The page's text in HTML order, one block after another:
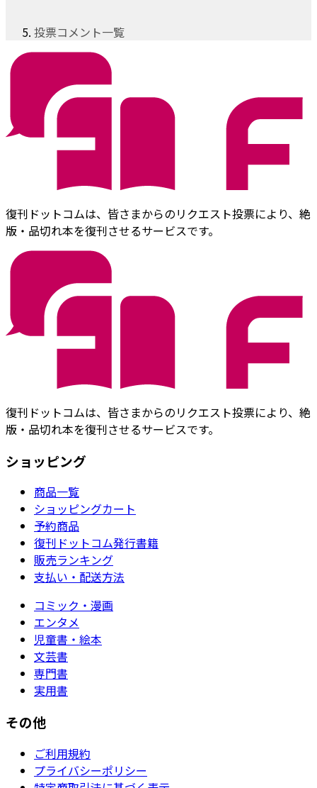
投票コメント一覧
復刊ドットコムは、皆さまからのリクエスト投票により、絶
版・品切れ本を復刊させるサービスです。
復刊ドットコムは、皆さまからのリクエスト投票により、絶
版・品切れ本を復刊させるサービスです。
ショッピング
商品一覧
ショッピングカート
予約商品
復刊ドットコム発行書籍
販売ランキング
支払い・配送方法
コミック・漫画
エンタメ
児童書・絵本
文芸書
専門書
実用書
その他
ご利用規約
プライバシーポリシー